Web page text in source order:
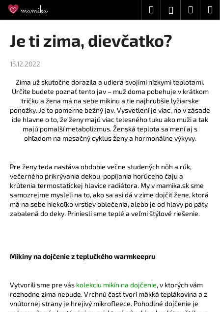
Prejsť
obsah
Hľadať
Je ti zima, dievčatko?
15.12.2022
Zima už skutočne dorazila a udiera svojimi nízkymi teplotami.
Určite budete poznať tento jav – muž doma pobehuje v krátkom
tričku a žena má na sebe mikinu a tie najhrubšie lyžiarske
ponožky. Je to pomerne bežný jav. Vysvetlení je viac, no v zásade
ide hlavne o to, že ženy majú viac telesného tuku ako muži a tak
majú pomalší metabolizmus. Ženská teplota sa mení aj s
ohľadom na mesačný cyklus ženy a hormonálne výkyvy.
Pre ženy teda nastáva obdobie večne studených nôh a rúk,
večerného prikrývania dekou, popíjania horúceho čaju a
krútenia termostatickej hlavice radiátora. My v mamika.sk sme
samozrejme mysleli na to, ako sa asi dá v zime dojčiť žene, ktorá
má na sebe niekoľko vrstiev oblečenia, alebo je od hlavy po päty
zabalená do deky. Priniesli sme teplé a veľmi štýlové riešenie.
Mikiny na dojčenie z teplučkého warmkeepru
Vytvorili sme pre vás kolekciu mikín na dojčenie, v ktorých vám
rozhodne zima nebude. Vrchnú časť tvorí mäkká teplákovina a z
vnútornej strany je hrejivý mikrofleece. Pohodlné dojčenie je
o
o
p
o
r
j
e
t
e
n
s
?